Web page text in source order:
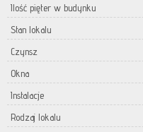
Ilość pięter w budynku
Stan lokalu
Czynsz
Okna
Instalacje
Rodzaj lokalu